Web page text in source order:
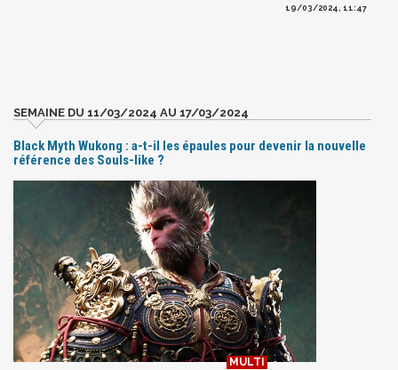
19/03/2024, 11:47
SEMAINE DU 11/03/2024 AU 17/03/2024
Black Myth Wukong : a-t-il les épaules pour devenir la nouvelle
référence des Souls-like ?